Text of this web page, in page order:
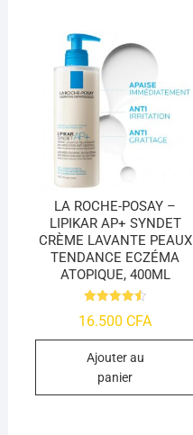
LA ROCHE-POSAY –
LIPIKAR AP+ SYNDET
CRÈME LAVANTE PEAUX
TENDANCE ECZÉMA
ATOPIQUE, 400ML
4.55
16.500 CFA
Ajouter au
panier